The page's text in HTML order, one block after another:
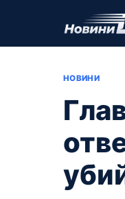
НОВИНИ